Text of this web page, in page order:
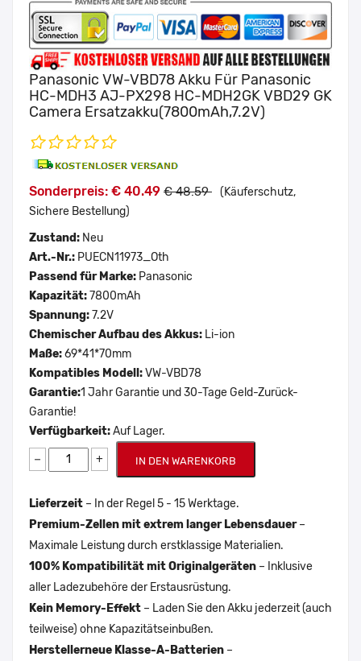
Panasonic VW-VBD78 Akku Für Panasonic
HC-MDH3 AJ-PX298 HC-MDH2GK VBD29 GK
Camera Ersatzakku(7800mAh,7.2V)
Sonderpreis: € 40.49 € 48.59 (Käuferschutz,
Sichere Bestellung)
Zustand: Neu
Art.-Nr.: PUECN11973_Oth
Passend für Marke: Panasonic
Kapazität: 7800mAh
Spannung: 7.2V
Chemischer Aufbau des Akkus: Li-ion
Maße:69*41*70mm
Kompatibles Modell:VW-VBD78
Garantie:1 Jahr Garantie und 30-Tage Geld-Zurück-
Garantie!
Verfügbarkeit:Auf Lager.
− + IN DEN WARENKORB
Lieferzeit – In der Regel 5 - 15 Werktage.
Premium-Zellen mit extrem langer Lebensdauer–
Maximale Leistung durch erstklassige Materialien.
100% Kompatibilität mit Originalgeräten – Inklusive
aller Ladezubehöre der Erstausrüstung.
Kein Memory-Effekt – Laden Sie den Akku jederzeit (auch
teilweise) ohne Kapazitätseinbußen.
Herstellerneue Klasse-A-Batterien –